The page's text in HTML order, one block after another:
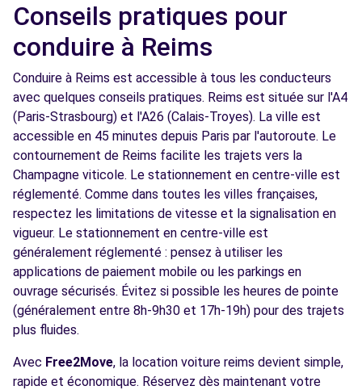
Conseils pratiques pour
conduire à Reims
Conduire à Reims est accessible à tous les conducteurs
avec quelques conseils pratiques. Reims est située sur l'A4
(Paris-Strasbourg) et l'A26 (Calais-Troyes). La ville est
accessible en 45 minutes depuis Paris par l'autoroute. Le
contournement de Reims facilite les trajets vers la
Champagne viticole. Le stationnement en centre-ville est
réglementé. Comme dans toutes les villes françaises,
respectez les limitations de vitesse et la signalisation en
vigueur. Le stationnement en centre-ville est
généralement réglementé : pensez à utiliser les
applications de paiement mobile ou les parkings en
ouvrage sécurisés. Évitez si possible les heures de pointe
(généralement entre 8h-9h30 et 17h-19h) pour des trajets
plus fluides.
Avec Free2Move, la location voiture reims devient simple,
rapide et économique. Réservez dès maintenant votre